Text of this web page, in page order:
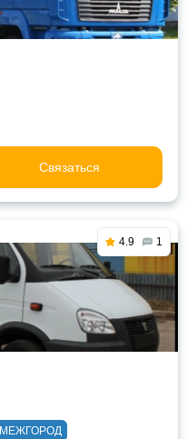
Связаться
4.9 1
МЕЖГОРОД